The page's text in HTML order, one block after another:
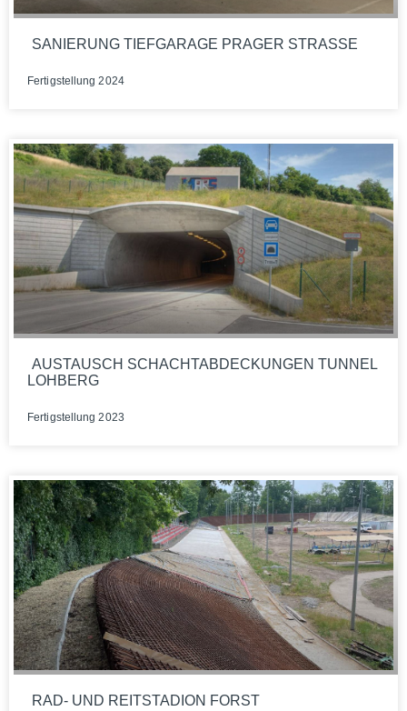
SANIERUNG TIEFGARAGE PRAGER STRASSE
Fer­tig­stel­lung 2024
AUSTAUSCH SCHACHTABDECKUNGEN TUNNEL
LOHBERG
Fer­tig­stel­lung 2023
RAD- UND REITSTADION FORST